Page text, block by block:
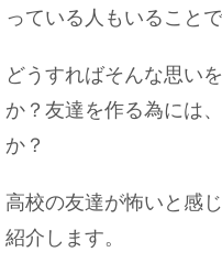
っている人もいることで
どうすればそんな思い
か？友達を作る為には
か？
高校の友達が怖いと感
紹介します。